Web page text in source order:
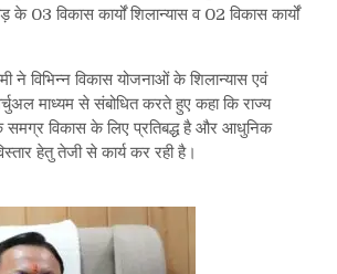
रही
03 विकास कार्यों शिलान्यास व 02 विकास कार्यों
ने विभिन्न विकास योजनाओं के शिलान्यास एवं
माध्यम से संबोधित करते हुए कहा कि राज्य
समग्र विकास के लिए प्रतिबद्ध है और आधुनिक
हेतु तेजी से कार्य कर रही है।